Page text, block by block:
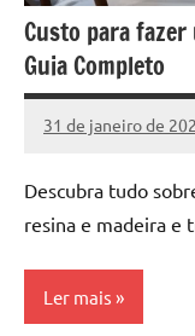
passo
criatividade
da
resina.
Explore
inspirações
sobre
mesa
de
Custo para fazer
Guia Completo
31 de janeiro de
Nenhum
Descubra tudo
resina e madeira e
Ler mais